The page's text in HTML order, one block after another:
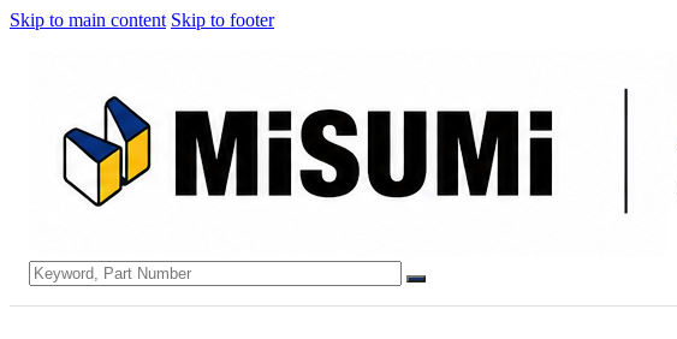
Skip to main content Skip to footer
Search